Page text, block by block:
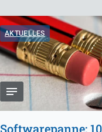
AKTUELLES
Softwarepanne: